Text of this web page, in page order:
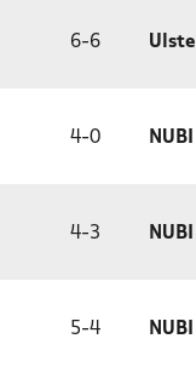
6-6
4-0 NUBI
4-3 NUBI
5-4 NUBI